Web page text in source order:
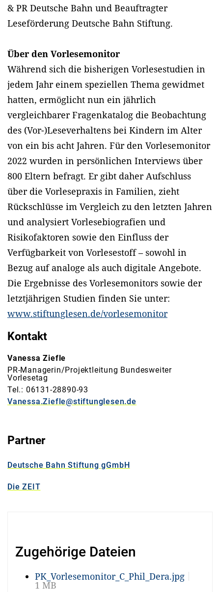
& PR Deutsche Bahn und Beauftragter
Leseförderung Deutsche Bahn Stiftung.
Über den Vorlesemonitor
Während sich die bisherigen Vorlesestudien in
jedem Jahr einem speziellen Thema gewidmet
hatten, ermöglicht nun ein jährlich
vergleichbarer Fragenkatalog die Beobachtung
des (Vor-)Leseverhaltens bei Kindern im Alter
von ein bis acht Jahren. Für den Vorlesemonitor
2022 wurden in persönlichen Interviews über
800 Eltern befragt. Er gibt daher Aufschluss
über die Vorlesepraxis in Familien, zieht
Rückschlüsse im Vergleich zu den letzten Jahren
und analysiert Vorlesebiografien und
Risikofaktoren sowie den Einfluss der
Verfügbarkeit von Vorlesestoff – sowohl in
Bezug auf analoge als auch digitale Angebote.
Die Ergebnisse des Vorlesemonitors sowie der
letztjährigen Studien finden Sie unter:
www.stiftunglesen.de/vorlesemonitor
Kontakt
Vanessa Ziefle
PR-Managerin/Projektleitung Bundesweiter
Vorlesetag
Tel.: 06131-28890-93
Vanessa.Ziefle@stiftunglesen.de
Partner
Deutsche Bahn Stiftung gGmbH
Die ZEIT
Zugehörige Dateien
PK_Vorlesemonitor_C_Phil_Dera.jpg
1 MB